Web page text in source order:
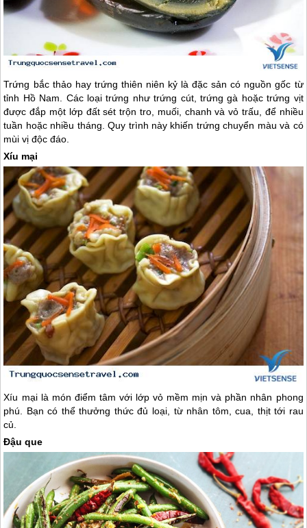
Trứng bắc thảo hay trứng thiên niên kỷ là đặc sản có nguồn gốc từ
tỉnh Hồ Nam. Các loại trứng như trứng cút, trứng gà hoặc trứng vịt
được đắp một lớp đất sét trộn tro, muối, chanh và vỏ trấu, để nhiều
tuần hoặc nhiều tháng. Quy trình này khiến trứng chuyển màu và có
mùi vị độc đáo.
Xíu mại
Xíu mại là món điểm tâm với lớp vỏ mềm mịn và phần nhân phong
phú. Bạn có thể thưởng thức đủ loại, từ nhân tôm, cua, thịt tới rau
củ.
Đậu que